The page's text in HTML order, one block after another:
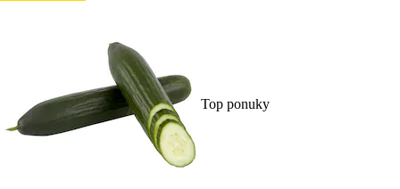
Top ponuky